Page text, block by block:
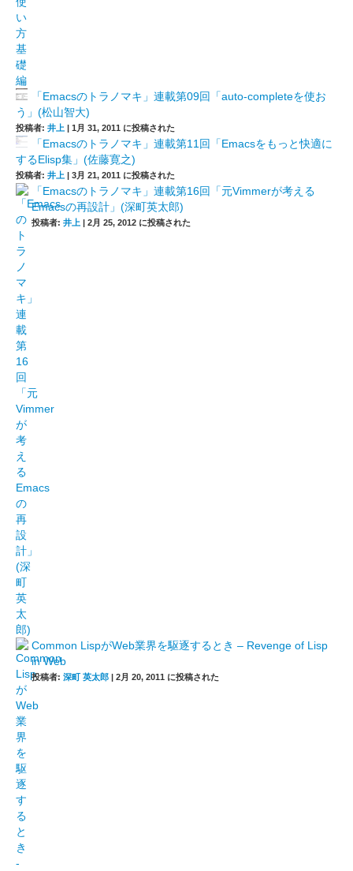
「Emacsのトラノマキ」連載第09回「auto-completeを使お
う」(松山智大)
投稿者: 井上 | 1月 31, 2011 に投稿された
「Emacsのトラノマキ」連載第11回「Emacsをもっと快適に
するElisp集」(佐藤寛之)
投稿者: 井上 | 3月 21, 2011 に投稿された
「Emacsのトラノマキ」連載第16回「元Vimmerが考える
Emacsの再設計」(深町英太郎)
投稿者: 井上 | 2月 25, 2012 に投稿された
Common LispがWeb業界を駆逐するとき – Revenge of Lisp
in Web
投稿者: 深町 英太郎 | 2月 20, 2011 に投稿された